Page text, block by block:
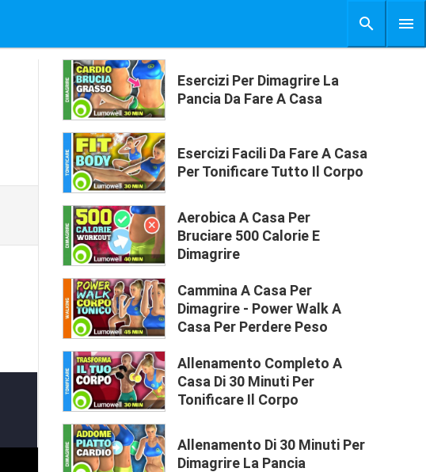
Esercizi Per Dimagrire La
Pancia Da Fare A Casa
Esercizi Facili Da Fare A Casa
Per Tonificare Tutto Il Corpo
Aerobica A Casa Per
Bruciare 500 Calorie E
Dimagrire
Cammina A Casa Per
Dimagrire - Power Walk A
Casa Per Perdere Peso
Allenamento Completo A
Casa Di 30 Minuti Per
Tonificare Il Corpo
Allenamento Di 30 Minuti Per
Dimagrire La Pancia